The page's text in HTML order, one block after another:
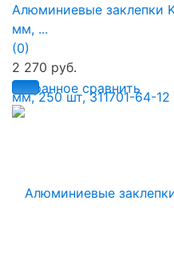
избранное сравнить
Алюминиевые заклепки
мм, ...
(0)
2 270 руб.